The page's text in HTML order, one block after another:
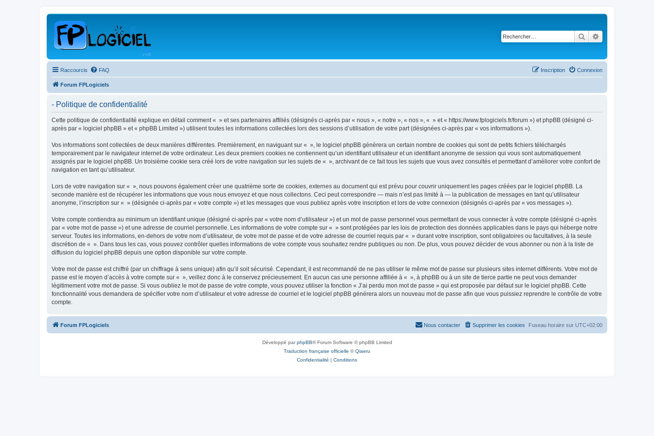
Rechercher
Raccourcis FAQ Connexion
Inscription
Forum FPLogiciels
- Politique de confidentialité
Cette politique de confidentialité explique en détail comment « » et ses partenaires affiliés (désignés ci-après par « nous », « notre », « nos », « » et « https://www.fplogiciels.fr/forum ») et phpBB (désigné ci-
après par « logiciel phpBB » et « phpBB Limited ») utilisent toutes les informations collectées lors des sessions d’utilisation de votre part (désignées ci-après par « vos informations »).
Vos informations sont collectées de deux manières différentes. Premièrement, en naviguant sur « », le logiciel phpBB génèrera un certain nombre de cookies qui sont de petits fichiers téléchargés
temporairement par le navigateur internet de votre ordinateur. Les deux premiers cookies ne contiennent qu’un identifiant utilisateur et un identifiant anonyme de session qui vous sont automatiquement
assignés par le logiciel phpBB. Un troisième cookie sera créé lors de votre navigation sur les sujets de « », archivant de ce fait tous les sujets que vous avez consultés et permettant d’améliorer votre confort de
navigation en tant qu’utilisateur.
Lors de votre navigation sur « », nous pouvons également créer une quatrième sorte de cookies, externes au document qui est prévu pour couvrir uniquement les pages créées par le logiciel phpBB. La
seconde manière est de récupérer les informations que vous nous envoyez et que nous collectons. Ceci peut correspondre — mais n’est pas limité à — la publication de messages en tant qu’utilisateur
anonyme, l’inscription sur « » (désignée ci-après par « votre compte ») et les messages que vous publiez après votre inscription et lors de votre connexion (désignés ci-après par « vos messages »).
Votre compte contiendra au minimum un identifiant unique (désigné ci-après par « votre nom d’utilisateur ») et un mot de passe personnel vous permettant de vous connecter à votre compte (désigné ci-après
par « votre mot de passe ») et une adresse de courriel personnelle. Les informations de votre compte sur « » sont protégées par les lois de protection des données applicables dans le pays qui héberge notre
serveur. Toutes les informations, en-dehors de votre nom d’utilisateur, de votre mot de passe et de votre adresse de courriel requis par « » durant votre inscription, sont obligatoires ou facultatives, à la seule
discrétion de « ». Dans tous les cas, vous pouvez contrôler quelles informations de votre compte vous souhaitez rendre publiques ou non. De plus, vous pouvez décider de vous abonner ou non à la liste de
diffusion du logiciel phpBB depuis une option disponible sur votre compte.
Votre mot de passe est chiffré (par un chiffrage à sens unique) afin qu’il soit sécurisé. Cependant, il est recommandé de ne pas utiliser le même mot de passe sur plusieurs sites internet différents. Votre mot de
passe est le moyen d’accès à votre compte sur « », veillez donc à le conservez précieusement. En aucun cas une personne affiliée à « », à phpBB ou à un site de tierce partie ne peut vous demander
légitimement votre mot de passe. Si vous oubliez le mot de passe de votre compte, vous pouvez utiliser la fonction « J’ai perdu mon mot de passe » qui est proposée par défaut sur le logiciel phpBB. Cette
fonctionnalité vous demandera de spécifier votre nom d’utilisateur et votre adresse de courriel et le logiciel phpBB générera alors un nouveau mot de passe afin que vous puissiez reprendre le contrôle de votre
compte.
Forum FPLogiciels Fuseau horaire sur UTC+02:00
Supprimer les cookies
Nous contacter
Développé parphpBB® Forum Software © phpBB Limited
Traduction française officielle ©Qiaeru
Confidentialité | Conditions